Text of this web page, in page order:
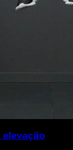
elevação